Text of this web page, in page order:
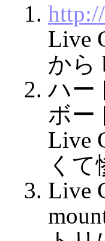
Live
から
ハー
ボー
Live
くて
Live